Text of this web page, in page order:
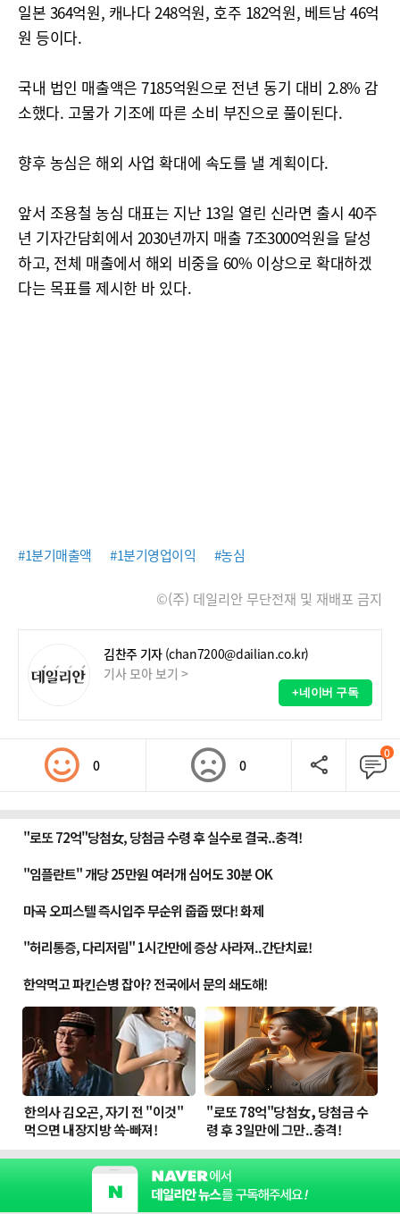
일본 364억원, 캐나다 248억원, 호주 182억원, 베트남 46억
원 등이다.
국내 법인 매출액은 7185억원으로 전년 동기 대비 2.8% 감
소했다. 고물가 기조에 따른 소비 부진으로 풀이된다.
향후 농심은 해외 사업 확대에 속도를 낼 계획이다.
앞서 조용철 농심 대표는 지난 13일 열린 신라면 출시 40주
년 기자간담회에서 2030년까지 매출 7조3000억원을 달성
하고, 전체 매출에서 해외 비중을 60% 이상으로 확대하겠
다는 목표를 제시한 바 있다.
#1분기매출액 #1분기영업이익 #농심
©(주) 데일리안 무단전재 및 재배포 금지
김찬주 기자 (chan7200@dailian.co.kr)
기사 모아 보기 >
+네이버 구독
0 0
0